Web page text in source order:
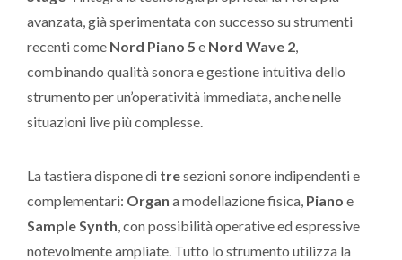
avanzata, già sperimentata con successo su strumenti
recenti come Nord Piano 5 e Nord Wave 2,
combinando qualità sonora e gestione intuitiva dello
strumento per un’operatività immediata, anche nelle
situazioni live più complesse.
La tastiera dispone di tresezioni sonore indipendenti e
complementari: Organ a modellazione fisica, Piano e
Sample Synth, con possibilità operative ed espressive
notevolmente ampliate. Tutto lo strumento utilizza la